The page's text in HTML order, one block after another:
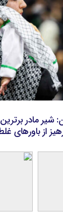
مادر برترین
از باورهای